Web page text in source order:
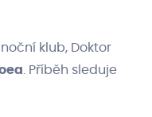
klub, Doktor
. Příběh sleduje